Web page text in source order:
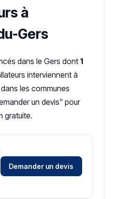
à
Gers
dans le Gers dont 1
interviennent à
les communes
un devis" pour
gratuite.
Demander un devis